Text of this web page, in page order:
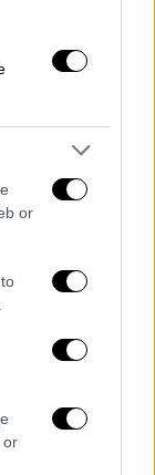
or
or
οδεύει
στην ίδια
της